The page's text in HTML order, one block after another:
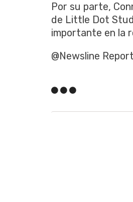
Por su parte,
de Little Dot
importante en la
@Newsline